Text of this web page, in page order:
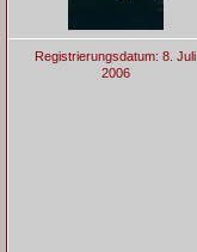
Registrierungsdatum: 8. Juli
2006